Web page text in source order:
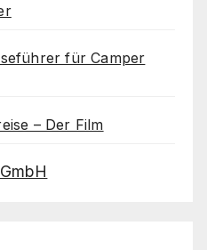
für Camper
– Der Film